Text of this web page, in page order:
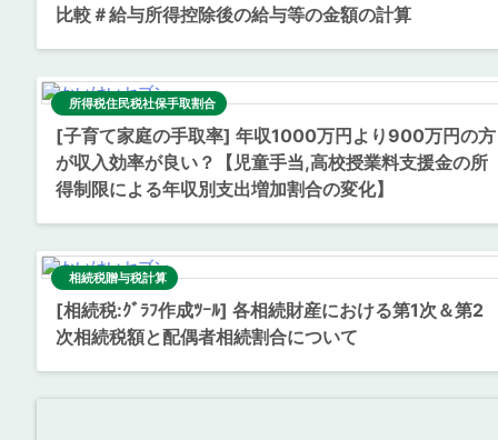
比較＃給与所得控除後の給与等の金額の計算
所得税住民税社保手取割合
[子育て家庭の手取率] 年収1000万円より900万円の方
が収入効率が良い？【児童手当,高校授業料支援金の所
得制限による年収別支出増加割合の変化】
相続税贈与税計算
[相続税:ｸﾞﾗﾌ作成ﾂｰﾙ] 各相続財産における第1次＆第2
次相続税額と配偶者相続割合について